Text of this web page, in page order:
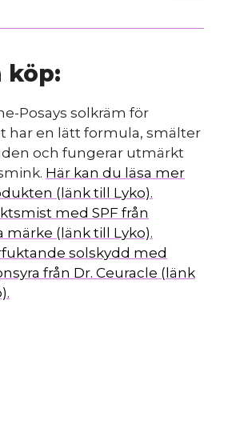
köp:
Posays solkräm för
har en lätt formula, smälter
och fungerar utmärkt
Här kan du läsa mer
(länk till Lyko).
med SPF från
märke (länk till Lyko).
solskydd med
från Dr. Ceuracle (länk